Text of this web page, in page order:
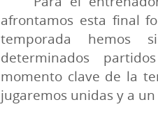
afrontamos esta final
temporada hemos
determinados
momento clave de la
jugaremos unidas y a